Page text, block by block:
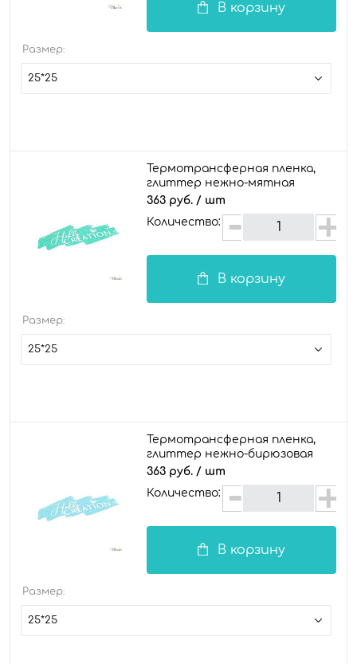
В корзину
Размер:
25*25
Термотрансферная пленка,
глиттер нежно-мятная
363 руб. / шт
Количество:
В корзину
Размер:
25*25
Термотрансферная пленка,
глиттер нежно-бирюзовая
363 руб. / шт
Количество:
В корзину
Размер:
25*25